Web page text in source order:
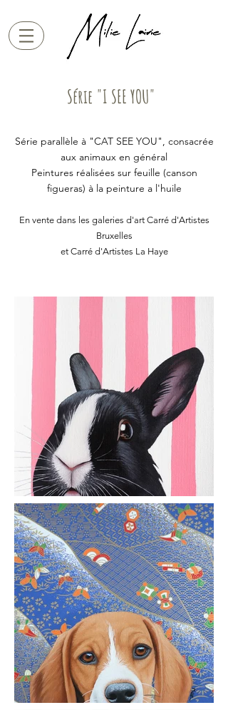
Série "I SEE YOU"
Série parallèle à "CAT SEE YOU", consacrée
aux animaux en général
Peintures réalisées sur feuille (canson
figueras) à la peinture a l'huile
En vente dans les galeries d'art Carré d'Artistes
Bruxelles
et Carré d'Artistes La Haye